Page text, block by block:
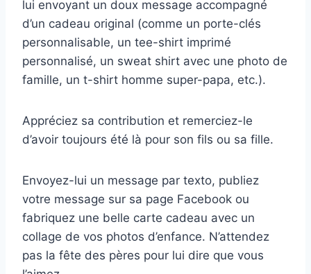
lui envoyant un doux message accompagné
d’un cadeau original (comme un porte-clés
personnalisable, un tee-shirt imprimé
personnalisé, un sweat shirt avec une photo de
famille, un t-shirt homme super-papa, etc.).
Appréciez sa contribution et remerciez-le
d’avoir toujours été là pour son fils ou sa fille.
Envoyez-lui un message par texto, publiez
votre message sur sa page Facebook ou
fabriquez une belle carte cadeau avec un
collage de vos photos d’enfance. N’attendez
pas la fête des pères pour lui dire que vous